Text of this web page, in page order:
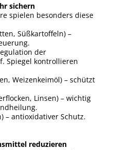
sichern
spielen besonders diese
Süßkartoffeln) –
der
Spiegel kontrollieren
Weizenkeimöl) – schützt
Linsen) – wichtig
– antioxidativer Schutz.
reduzieren